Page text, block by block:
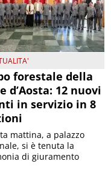
forestale della
d’Aosta: 12 nuovi
in servizio in 8
mattina, a palazzo
si è tenuta la
di giuramento